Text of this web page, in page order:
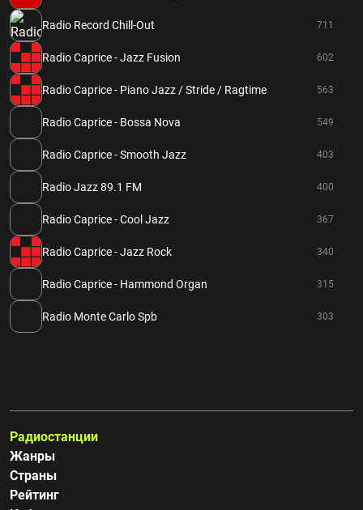
Radio Record Chill-Out 711
Radio Caprice - Jazz Fusion 602
Radio Caprice - Piano Jazz / Stride / Ragtime 563
Radio Caprice - Bossa Nova 549
Radio Caprice - Smooth Jazz 403
Radio Jazz 89.1 FM 400
Radio Caprice - Cool Jazz 367
Radio Caprice - Jazz Rock 340
Radio Caprice - Hammond Organ 315
Radio Monte Carlo Spb 303
Радиостанции
Жанры
Страны
Рейтинг